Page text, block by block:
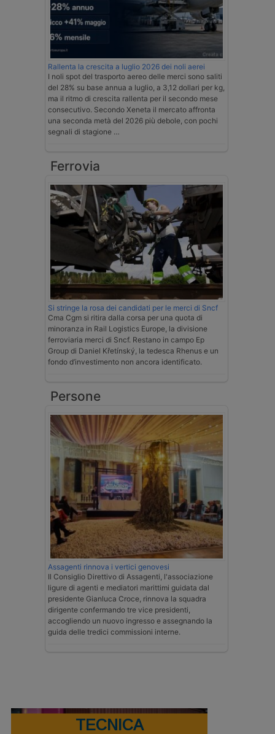
Rallenta la crescita a luglio 2026 dei noli aerei
I noli spot del trasporto aereo delle merci sono saliti
del 28% su base annua a luglio, a 3,12 dollari per kg,
ma il ritmo di crescita rallenta per il secondo mese
consecutivo. Secondo Xeneta il mercato affronta
una seconda metà del 2026 più debole, con pochi
segnali di stagione …
Ferrovia
Si stringe la rosa dei candidati per le merci di Sncf
Cma Cgm si ritira dalla corsa per una quota di
minoranza in Rail Logistics Europe, la divisione
ferroviaria merci di Sncf. Restano in campo Ep
Group di Daniel Křetínský, la tedesca Rhenus e un
fondo d’investimento non ancora identificato.
Persone
Assagenti rinnova i vertici genovesi
Il Consiglio Direttivo di Assagenti, l'associazione
ligure di agenti e mediatori marittimi guidata dal
presidente Gianluca Croce, rinnova la squadra
dirigente confermando tre vice presidenti,
accogliendo un nuovo ingresso e assegnando la
guida delle tredici commissioni interne.
TECNICA